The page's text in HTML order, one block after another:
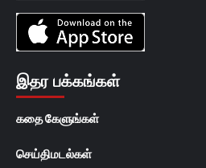
இதர பக்கங்கள்
கதை கேளுங்கள்
செய்திமடல்கள்